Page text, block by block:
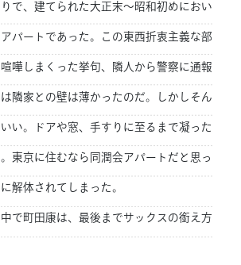
で、建てられた大正末～昭和初めにおい
パートであった。この東西折衷主義な部
嘩しまくった挙句、隣人から警察に通報
隣家との壁は薄かったのだ。しかしそん
い。ドアや窓、手すりに至るまで凝った
東京に住むなら同潤会アパートだと思っ
解体されてしまった。
で町田康は、最後までサックスの銜え方